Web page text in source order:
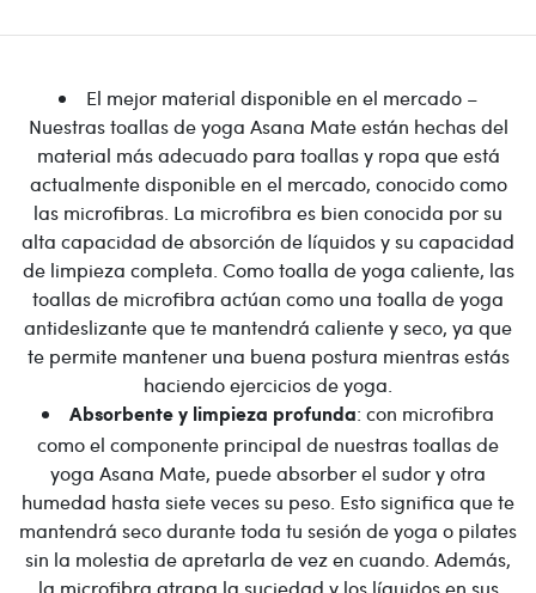
El mejor material disponible en el mercado –
Nuestras toallas de yoga Asana Mate están hechas del
material más adecuado para toallas y ropa que está
actualmente disponible en el mercado, conocido como
las microfibras. La microfibra es bien conocida por su
alta capacidad de absorción de líquidos y su capacidad
de limpieza completa. Como toalla de yoga caliente, las
toallas de microfibra actúan como una toalla de yoga
antideslizante que te mantendrá caliente y seco, ya que
te permite mantener una buena postura mientras estás
haciendo ejercicios de yoga.
Absorbente y limpieza profunda: con microfibra
como el componente principal de nuestras toallas de
yoga Asana Mate, puede absorber el sudor y otra
humedad hasta siete veces su peso. Esto significa que te
mantendrá seco durante toda tu sesión de yoga o pilates
sin la molestia de apretarla de vez en cuando. Además,
la microfibra atrapa la suciedad y los líquidos en sus